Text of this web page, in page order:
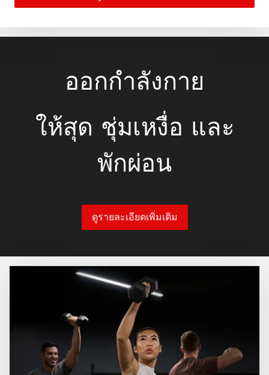
ออกกำลังกาย
ให้สุด ชุ่มเหงื่อ และ
พักผ่อน
ดูรายละเอียดเพิ่มเติม